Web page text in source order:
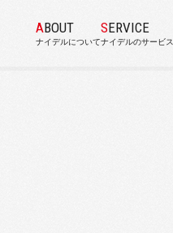
ABOUT
ナイデルについて
SERVICE
ナイデルのサービス